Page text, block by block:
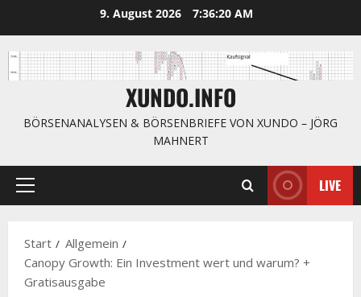
springen
9. August 2026 7:36:20 AM
XUNDO.INFO
BÖRSENANALYSEN & BÖRSENBRIEFE VON XUNDO – JÖRG
MAHNERT
Primäres
LIVE
Start
Allgemein
Canopy Growth: Ein Investment wert und warum? +
Gratisausgabe